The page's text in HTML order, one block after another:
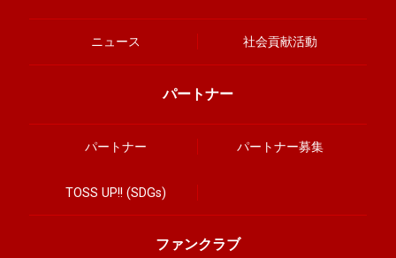
ニュース 社会貢献活動
パートナー
パートナー パートナー募集
TOSS UP!! (SDGs)
ファンクラブ